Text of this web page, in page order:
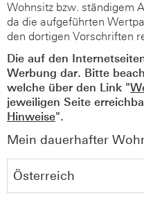
Wohnsitz bzw. ständigem
da die aufgeführten
den dortigen Vorschriften
Die auf den
Werbung dar. Bitte
welche über den Link "
jeweiligen Seite
Hinweise".
Mein dauerhafter